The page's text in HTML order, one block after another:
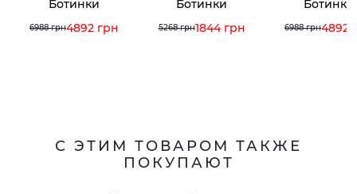
Ботинки
6988 грн4892 грн
Ботинки
5268 грн1844 грн
Ботинки
6988 грн4892
С ЭТИМ ТОВАРОМ ТАКЖЕ
ПОКУПАЮТ